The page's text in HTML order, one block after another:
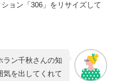
ョン「306」をリサイズして
ラン千秋さんの知
気を出してくれて